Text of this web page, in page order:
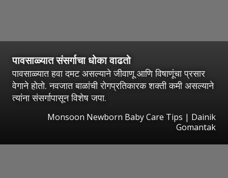
पावसाळ्यात संसर्गाचा धोका वाढतो
पावसाळ्यात हवा दमट असल्याने जीवाणू आणि विषाणूंचा प्रसार
वेगाने होतो. नवजात बाळांची रोगप्रतिकारक शक्ती कमी असल्याने
त्यांना संसर्गापासून विशेष जपा.
Monsoon Newborn Baby Care Tips | Dainik
Gomantak